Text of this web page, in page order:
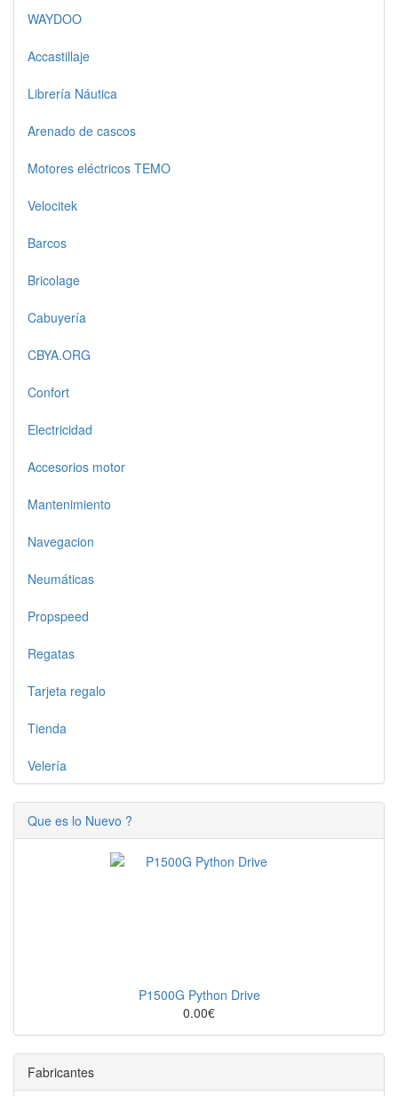
WAYDOO
Accastillaje
Librería Náutica
Arenado de cascos
Motores eléctricos TEMO
Velocitek
Barcos
Bricolage
Cabuyería
CBYA.ORG
Confort
Electricidad
Accesorios motor
Mantenimiento
Navegacion
Neumáticas
Propspeed
Regatas
Tarjeta regalo
Tienda
Velería
Que es lo Nuevo ?
P1500G Python Drive
0.00€
Fabricantes